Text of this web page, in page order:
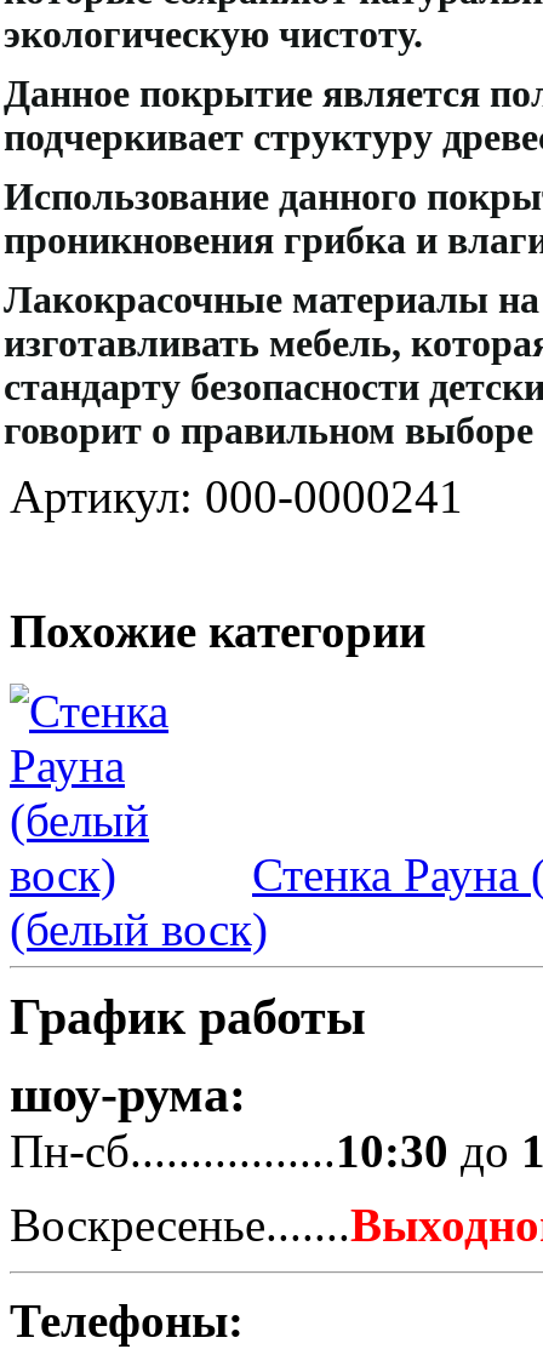
экологическую чистоту.
Данное покрытие является
подчеркивает структуру
Использование данного
проникновения грибка и
Лакокрасочные материалы
изготавливать мебель,
стандарту безопасности
говорит о правильном
Артикул: 000-0000241
Похожие категории
Стенка Рауна
(белый воск)
График работы
шоу-рума:
Пн-сб.................10:30 до
Воскресенье.......
Телефоны: